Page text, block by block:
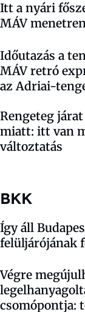
Itt a nyári
MÁV
Időutazás a
MÁV retró
az Adriai-
Rengeteg
miatt: itt van
változtatás
BKK
Így áll
felüljárójának
Végre
csomópontja: